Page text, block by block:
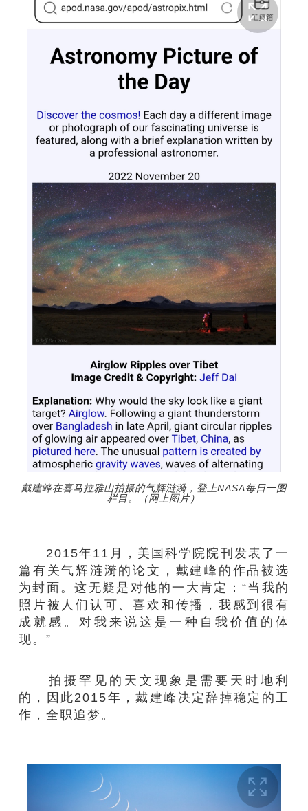
戴建峰在喜马拉雅山拍摄的气辉涟漪，登上NASA每日一图
栏目。（网上图片）
2015年11月，美国科学院院刊发表了一
篇有关气辉涟漪的论文，戴建峰的作品被选
为封面。这无疑是对他的一大肯定：“当我的
照片被人们认可、喜欢和传播，我感到很有
成就感。对我来说这是一种自我价值的体
现。”
拍摄罕见的天文现象是需要天时地利
的，因此2015年，戴建峰决定辞掉稳定的工
作，全职追梦。